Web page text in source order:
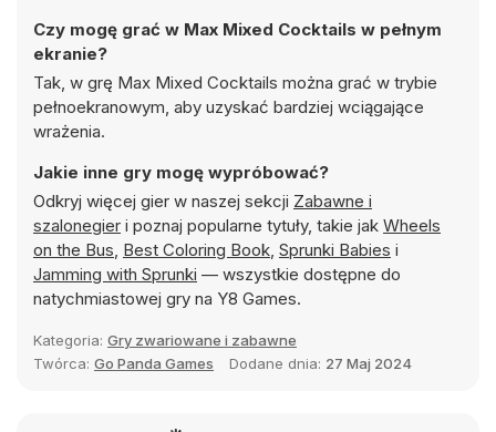
Czy mogę grać w Max Mixed Cocktails w pełnym
ekranie?
Tak, w grę Max Mixed Cocktails można grać w trybie
pełnoekranowym, aby uzyskać bardziej wciągające
wrażenia.
Jakie inne gry mogę wypróbować?
Odkryj więcej gier w naszej sekcji Zabawne i
szalonegier i poznaj popularne tytuły, takie jak Wheels
on the Bus, Best Coloring Book, Sprunki Babies i
Jamming with Sprunki — wszystkie dostępne do
natychmiastowej gry na Y8 Games.
Kategoria: Gry zwariowane i zabawne
Twórca: Go Panda Games Dodane dnia: 27 Maj 2024